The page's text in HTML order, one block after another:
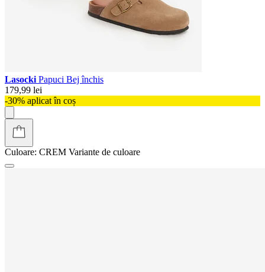
Lasocki Papuci Bej închis
179,99 lei
-30% aplicat în coș
Culoare: CREM Variante de culoare